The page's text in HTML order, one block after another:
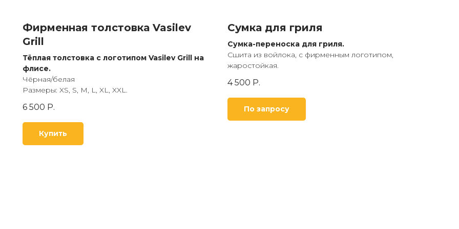
Фирменная толстовка Vasilev
Grill
Тёплая толстовка с логотипом Vasilev Grill на
флисе.
Чёрная/белая
Размеры: XS, S, M, L, XL, XXL.
6 500 Р.
Купить
Сумка для гриля
Сумка-переноска для гриля.
Сшита из войлока, с фирменным логотипом,
жаростойкая.
4 500 Р.
По запросу